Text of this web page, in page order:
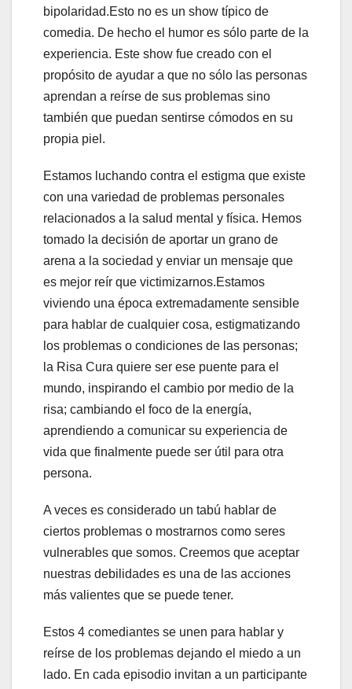
bipolaridad.Esto no es un show típico de
comedia. De hecho el humor es sólo parte de la
experiencia. Este show fue creado con el
propósito de ayudar a que no sólo las personas
aprendan a reírse de sus problemas sino
también que puedan sentirse cómodos en su
propia piel.
Estamos luchando contra el estigma que existe
con una variedad de problemas personales
relacionados a la salud mental y física. Hemos
tomado la decisión de aportar un grano de
arena a la sociedad y enviar un mensaje que
es mejor reír que victimizarnos.Estamos
viviendo una época extremadamente sensible
para hablar de cualquier cosa, estigmatizando
los problemas o condiciones de las personas;
la Risa Cura quiere ser ese puente para el
mundo, inspirando el cambio por medio de la
risa; cambiando el foco de la energía,
aprendiendo a comunicar su experiencia de
vida que finalmente puede ser útil para otra
persona.
A veces es considerado un tabú hablar de
ciertos problemas o mostrarnos como seres
vulnerables que somos. Creemos que aceptar
nuestras debilidades es una de las acciones
más valientes que se puede tener.
Estos 4 comediantes se unen para hablar y
reírse de los problemas dejando el miedo a un
lado. En cada episodio invitan a un participante